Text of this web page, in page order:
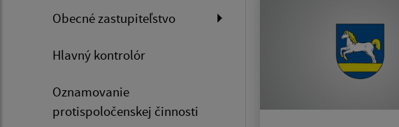
Obecné zastupiteľstvo
Hlavný kontrolór
Oznamovanie
protispoločenskej činnosti